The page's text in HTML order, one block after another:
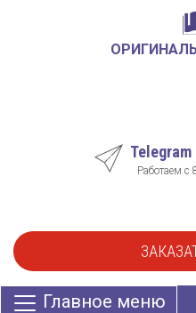
Telegram
Работаем с
Главное меню